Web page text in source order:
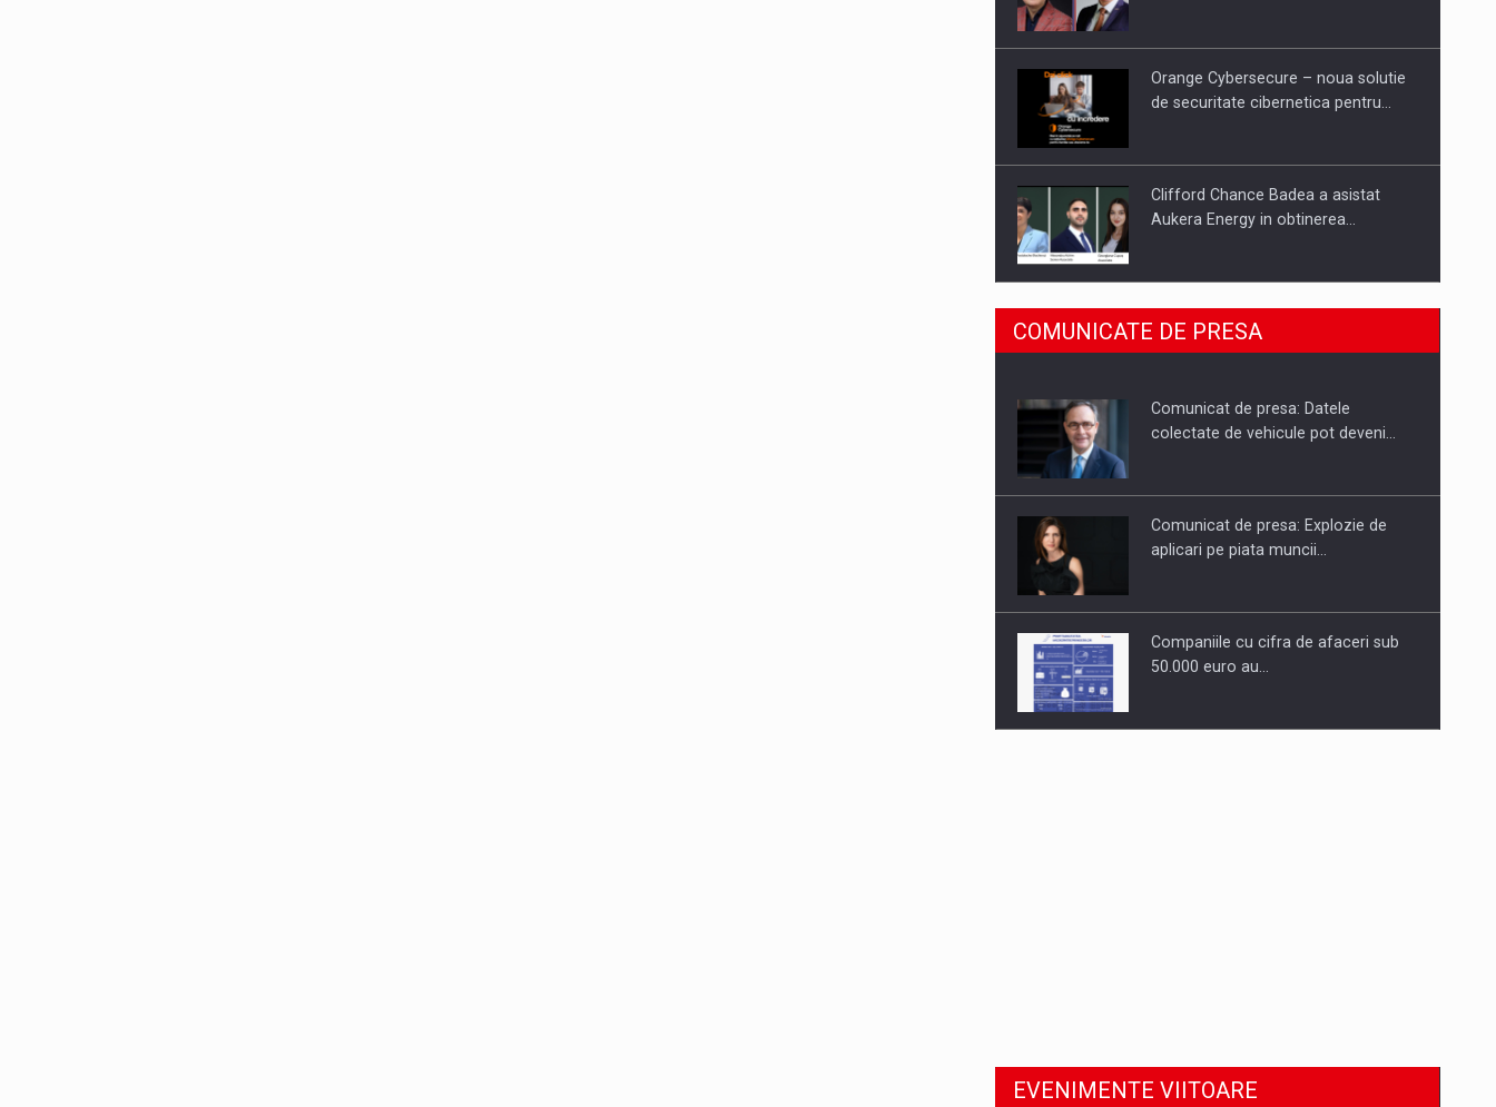
Orange Cybersecure – noua solutie
de securitate cibernetica pentru…
Clifford Chance Badea a asistat
Aukera Energy in obtinerea…
SAPTE PERSONALITATI DIN MEDIUL
DE AFACERI, ACADEMIC SI
Hard Enduro Piatra Craiului 2026,
COMUNICATE DE PRESA
Comunicat de presa: Datele
colectate de vehicule pot deveni…
Comunicat de presa: Explozie de
aplicari pe piata muncii…
Companiile cu cifra de afaceri sub
50.000 euro au…
EVENIMENTE VIITOARE